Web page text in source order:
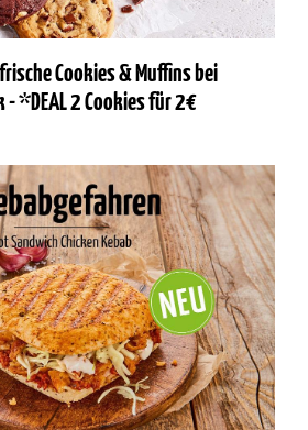
Cookies & Muffins bei
- *DEAL 2 Cookies für 2€